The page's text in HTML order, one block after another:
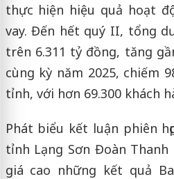
thực hiện hiệu quả hoạt
vay. Đến hết quý II, tổng
trên 6.311 tỷ đồng, tăng
cùng kỳ năm 2025, chiếm
tỉnh, với hơn 69.300 khách
Phát biểu kết luận phiên
tỉnh Lạng Sơn Đoàn Thanh
giá cao những kết quả